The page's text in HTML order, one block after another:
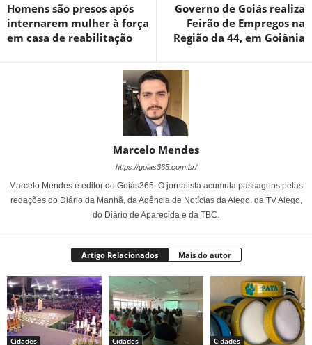
Homens são presos após
internarem mulher à força
em casa de reabilitação
Governo de Goiás realiza
Feirão de Empregos na
Região da 44, em Goiânia
Marcelo Mendes
https://goias365.com.br/
Marcelo Mendes é editor do Goiás365. O jornalista acumula passagens pelas
redações do Diário da Manhã, da Agência de Notícias da Alego, da TV Alego,
do Diário de Aparecida e da TBC.
Artigo Relacionados Mais do autor
Cidades Cidades Cidades